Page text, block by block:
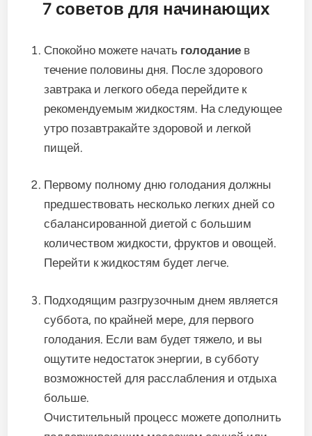
7 советов для начинающих
Спокойно можете начать голодание в
течение половины дня. После здорового
завтрака и легкого обеда перейдите к
рекомендуемым жидкостям. На следующее
утро позавтракайте здоровой и легкой
пищей.
Первому полному дню голодания должны
предшествовать несколько легких дней со
сбалансированной диетой с большим
количеством жидкости, фруктов и овощей.
Перейти к жидкостям будет легче.
Подходящим разгрузочным днем является
суббота, по крайней мере, для первого
голодания. Если вам будет тяжело, и вы
ощутите недостаток энергии, в субботу
возможностей для расслабления и отдыха
больше.
Очистительный процесс можете дополнить